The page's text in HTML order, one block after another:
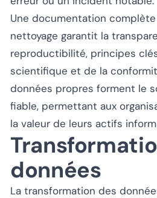
Une documentation
nettoyage garantit la
reproductibilité, principes
scientifique et de la
données propres forment le
fiable, permettant aux
la valeur de leurs actifs
données
La transformation des